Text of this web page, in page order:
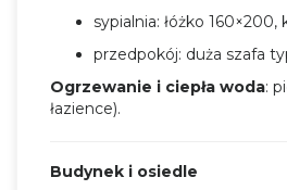
sypialnia: łóżko 160×200,
przedpokój: duża szafa
Ogrzewanie i ciepła woda:
łazience).
Budynek i osiedle